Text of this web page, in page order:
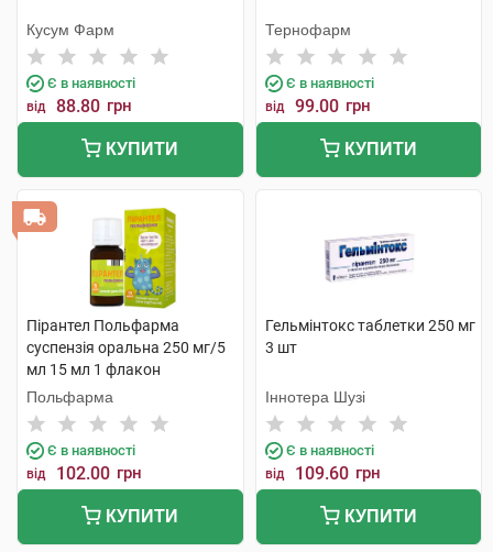
Кусум Фарм
Є в наявності
від 88.80 грн
КУПИТИ
Тернофарм
Є в наявності
від 99.00 грн
КУПИТИ
Пірантел Польфарма
суспензія оральна 250 мг/5
мл 15 мл 1 флакон
Польфарма
Є в наявності
від 102.00 грн
КУПИТИ
Гельмінтокс таблетки 250 мг
3 шт
Іннотера Шузі
Є в наявності
від 109.60 грн
КУПИТИ